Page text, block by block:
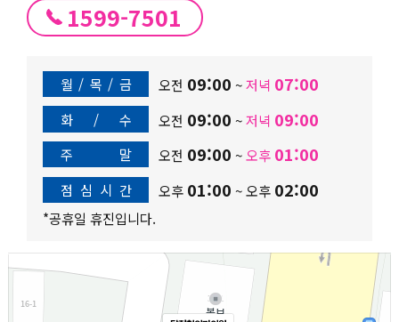
1599-7501
월 / 목 / 금 오전 09:00 ~저녁 07:00
화 / 수 오전 09:00 ~저녁 09:00
주 말 오전 09:00 ~오후 01:00
점 심 시 간 오후 01:00 ~오후 02:00
*공휴일 휴진입니다.